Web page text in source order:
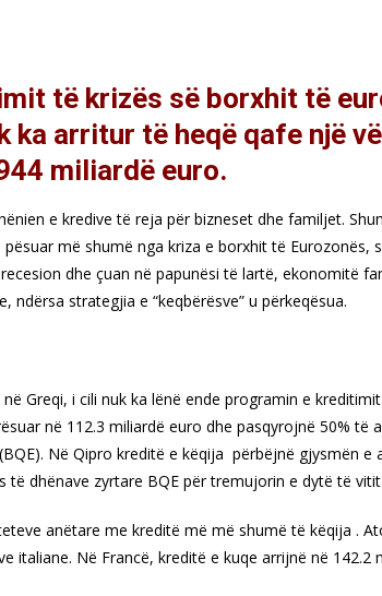
të krizës së borxhit të
ka arritur të heqë qafe një
miliardë euro.
e kredive të reja për bizneset dhe familjet.
më shumë nga kriza e borxhit të Eurozonës,
dhe çuan në papunësi të lartë, ekonomitë
strategjia e “keqbërësve” u përkeqësua.
Greqi, i cili nuk ka lënë ende programin e
në 112.3 miliardë euro dhe pasqyrojnë 50% të
Në Qipro kreditë e këqija përbëjnë gjysmën
të dhënave zyrtare BQE për tremujorin e dytë të
anëtare me kreditë më më shumë të këqija .
italiane. Në Francë, kreditë e kuqe arrijnë në